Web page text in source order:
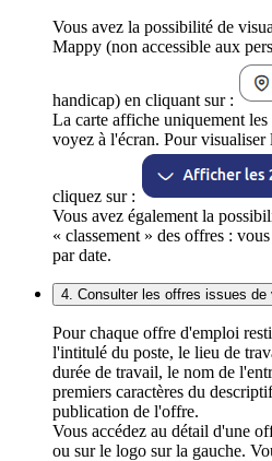
Vous avez la possibilité de
Mappy (non accessible aux
handicap) en cliquant sur :
La carte affiche uniquement
voyez à l'écran. Pour
cliquez sur :
Vous avez également la
« classement » des offres :
par date.
4. Consulter les offres issues de
Pour chaque offre d'emploi
l'intitulé du poste, le lieu de
durée de travail, le nom de
premiers caractères du
publication de l'offre.
Vous accédez au détail d'une
ou sur le logo sur la gauche.